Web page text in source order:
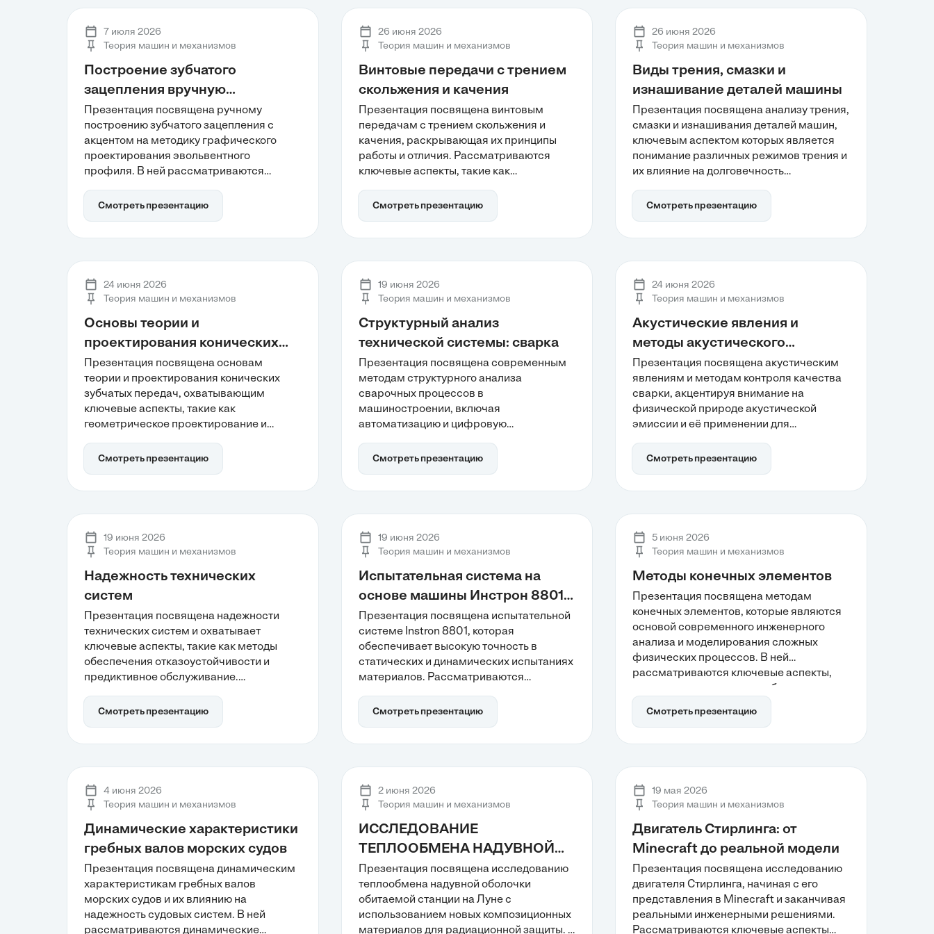
энергоэффективности. Интерес к
термодинамике растет в контексте
устойчивого развития энергетических
методах проектирования и термической
обработке, повышающих надежность
зубчатых колес в машиностроении.
безопасности в гидроэнергетике. Анализ
событий служит уроком для повышения
надежности и безопасности
сооружений.
7 июля 2026
Теория машин и механизмов
Построение зубчатого
зацепления вручную
карандашом
Презентация посвящена ручному
построению зубчатого зацепления с
акцентом на методику графического
проектирования эвольвентного
профиля. В ней рассматриваются
эвольвенту и основные параметры,
такие как модуль и число зубьев.
геометрических ограничений, что
поможет лучше понять инженерную
кинематику и подготовить их к
систем.
Смотреть презентацию
26 июня 2026
Теория машин и механизмов
Винтовые передачи с трением
скольжения и качения
Презентация посвящена винтовым
передачам с трением скольжения и
качения, раскрывающая их принципы
работы и отличия. Рассматриваются
ключевые аспекты, такие как
скольжения и высокая
энергоэффективность механизмов
различных инженерных задач, что
позволяет лучше понять, как
оптимизировать их применение в
Смотреть презентацию
26 июня 2026
Теория машин и механизмов
Виды трения, смазки и
изнашивание деталей машины
Презентация посвящена анализу трения,
смазки и изнашивания деталей машин,
ключевым аспектом которых является
понимание различных режимов трения и
их влияние на долговечность
виды изнашивания, а также роль
смазочных материалов в снижении
трибологии, что позволяет
оптимизировать эксплуатацию машин и
снизить затраты.
Смотреть презентацию
24 июня 2026
Теория машин и механизмов
Основы теории и
проектирования конических
зубчатых передач
Презентация посвящена основам
теории и проектирования конических
зубчатых передач, охватывающим
ключевые аспекты, такие как
геометрическое проектирование и
принципах работы конической передачи
для пересекающихся осей и методах
промышленности. Обсуждаются
современные подходы, включая
цифровое моделирование и стандарты
Смотреть презентацию
19 июня 2026
Теория машин и механизмов
Структурный анализ
технической системы: сварка
Презентация посвящена современным
методам структурного анализа
сварочных процессов в
машиностроении, включая
автоматизацию и цифровую
киберфизические аспекты сварки,
переход к предиктивному управлению
процессов. Анализируется также роль
иерархических уровней управления и
факторы, влияющие на качество
Смотреть презентацию
24 июня 2026
Теория машин и механизмов
Акустические явления и
методы акустического
контроля в процессе сварки
Презентация посвящена акустическим
явлениям и методам контроля качества
сварки, акцентируя внимание на
физической природе акустической
эмиссии и её применении для
режиме реального времени.
Рассматриваются
дефекты, а также механизмы
детектирования и фильтрации
акустических сигналов. Эти технологии
безопасность сварочных процессов, что
делает их актуальными для современных
производств.
Смотреть презентацию
19 июня 2026
Теория машин и механизмов
Надежность технических
систем
Презентация посвящена надежности
технических систем и охватывает
ключевые аспекты, такие как методы
обеспечения отказоустойчивости и
предиктивное обслуживание.
надежности: безотказность,
долговечность и ремонтопригодность, а
современные подходы и технологии
могут повысить эффективность и
безопасность производственных
Смотреть презентацию
19 июня 2026
Теория машин и механизмов
Испытательная система на
основе машины Инстрон 8801 и
ее базовое оснащение
измерительными системами
Презентация посвящена испытательной
системе Instron 8801, которая
обеспечивает высокую точность в
статических и динамических испытаниях
материалов. Рассматриваются
силовой рамы и особенности
сервогидравлического привода, что
усталостных испытаниях.
Интегрированные измерительные
системы и алгоритмы управления
инструментом для инженерного анализа.
Смотреть презентацию
5 июня 2026
Теория машин и механизмов
Методы конечных элементов
Презентация посвящена методам
конечных элементов, которые являются
основой современного инженерного
анализа и моделирования сложных
физических процессов. В ней
рассматриваются ключевые аспекты,
такие как дискретизация области и ее
влияние на точность расчетов, а также
математическая база, обеспечивающая
сокращении времени проектирования,
для цифровой трансформации
производственных систем.
Смотреть презентацию
4 июня 2026
Теория машин и механизмов
Динамические характеристики
гребных валов морских судов
Презентация посвящена динамическим
характеристикам гребных валов
морских судов и их влиянию на
надежность судовых систем. В ней
рассматриваются динамические
2 июня 2026
Теория машин и механизмов
ИССЛЕДОВАНИЕ
ТЕПЛООБМЕНА НАДУВНОЙ
ОБОЛОЧКИ С
ИСПОЛЬЗОВАНИЕМ СЛОЕВ
РАДИАЦИОННОЙ ЗАЩИТЫ ИЗ
НОВЫХ КОМПОЗИЦИОННЫХ
Презентация посвящена исследованию
теплообмена надувной оболочки
обитаемой станции на Луне с
использованием новых композиционных
материалов для радиационной защиты. В
19 мая 2026
Теория машин и механизмов
Двигатель Стирлинга: от
Minecraft до реальной модели
Презентация посвящена исследованию
двигателя Стирлинга, начиная с его
представления в Minecraft и заканчивая
реальными инженерными решениями.
Рассматриваются ключевые аспекты